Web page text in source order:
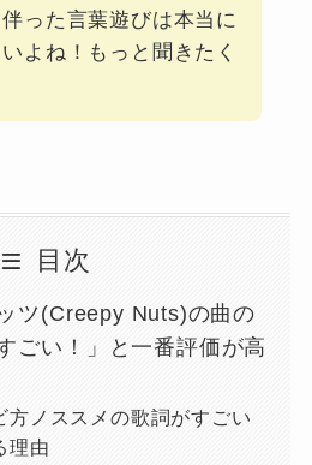
った言葉遊びは本当に
よね！もっと聞きたく
目次
ツ(Creepy Nuts)の曲の
ごい！」と一番評価が高
方ノススメの歌詞がすごい
理由